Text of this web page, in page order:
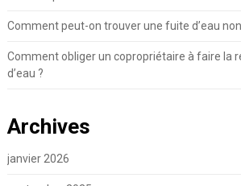
Comment peut-on trouver une fuite d’eau
Comment obliger un copropriétaire à faire la
d’eau ?
Archives
janvier 2026